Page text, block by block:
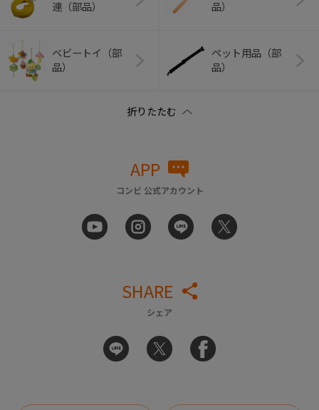
連（部品）
品）
ベビートイ（部
品）
ペット用品（部
品）
APP
コンビ 公式アカウント
SHARE
シェア